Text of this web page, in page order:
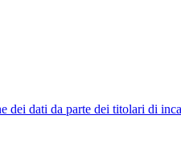
dei dati da parte dei titolari di